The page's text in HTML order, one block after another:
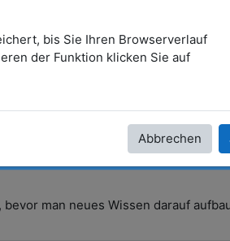
man neues Wissen darauf
bis Sie Ihren Browserverlauf
der Funktion klicken Sie auf
Abbrechen